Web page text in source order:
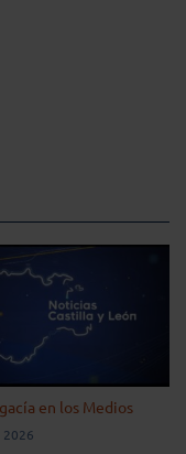
en los Medios
2026